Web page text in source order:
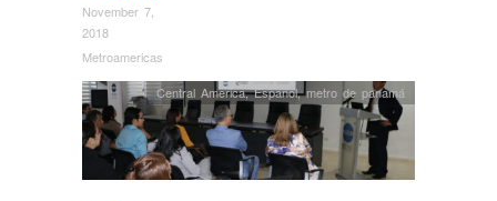
November 7,
2018
Metroamericas
Central America,Español,metro de panamá